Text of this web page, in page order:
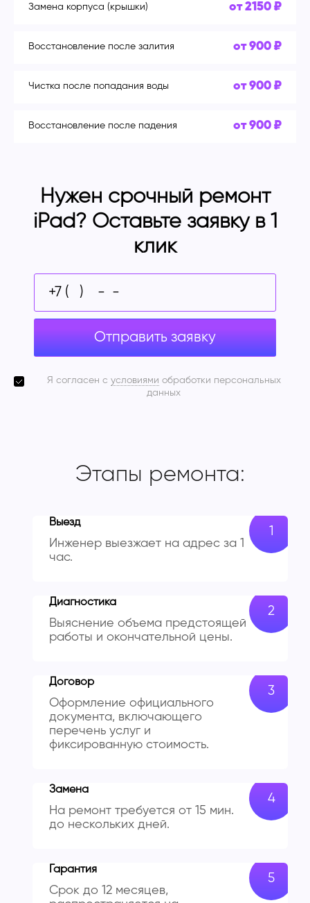
Замена корпуса (крышки) от 2150 ₽
Восстановление после залития от 900 ₽
Чистка после попадания воды от 900 ₽
Восстановление после падения от 900 ₽
Нужен срочный ремонт
iPad? Оставьте заявку в 1
клик
Отправить заявку
Я согласен с условиями обработки персональных
данных
Этапы ремонта:
Выезд
Инженер выезжает на адрес за 1
час.
Диагностика
Выяснение объема предстоящей
работы и окончательной цены.
Договор
Оформление официального
документа, включающего
перечень услуг и
фиксированную стоимость.
Замена
На ремонт требуется от 15 мин.
до нескольких дней.
Гарантия
Срок до 12 месяцев,